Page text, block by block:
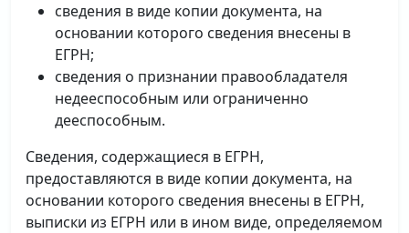
сведения в виде копии документа, на
основании которого сведения внесены в
ЕГРН;
сведения о признании правообладателя
недееспособным или ограниченно
дееспособным.
Сведения, содержащиеся в ЕГРН,
предоставляются в виде копии документа, на
основании которого сведения внесены в ЕГРН,
выписки из ЕГРН или в ином виде, определяемом